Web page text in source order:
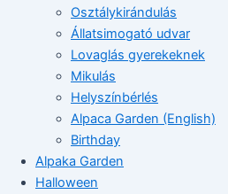
Osztálykirándulás
Állatsimogató udvar
Lovaglás gyerekeknek
Mikulás
Helyszínbérlés
Alpaca Garden (English)
Birthday
Alpaka Garden
Halloween